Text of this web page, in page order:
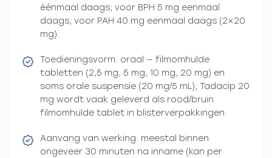
éénmaal daags; voor BPH 5 mg eenmaal
daags; voor PAH 40 mg eenmaal daags (2×20
mg).
Toedieningsvorm: oraal — filmomhulde
tabletten (2,5 mg, 5 mg, 10 mg, 20 mg) en
soms orale suspensie (20 mg/5 mL); Tadacip 20
mg wordt vaak geleverd als rood/bruin
filmomhulde tablet in blisterverpakkingen.
Aanvang van werking: meestal binnen
ongeveer 30 minuten na inname (kan per